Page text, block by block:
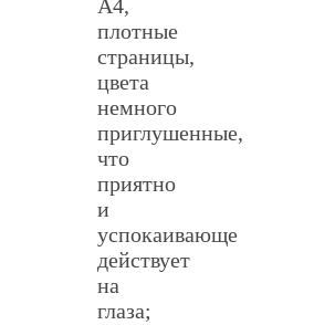
А4,
плотные
страницы,
цвета
немного
приглушенные,
что
приятно
и
успокаивающе
действует
на
глаза;